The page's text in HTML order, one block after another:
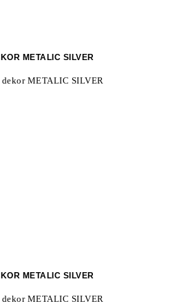
METALIC SILVER
METALIC SILVER